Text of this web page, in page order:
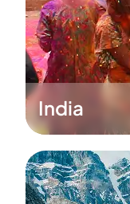
India